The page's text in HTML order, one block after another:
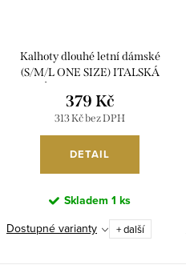
Kalhoty dlouhé letní dámské
(S/M/L ONE SIZE) ITALSKÁ
313 Kč bez DPH
379 Kč
DETAIL
Skladem 1 ks
Dostupné varianty
+ další